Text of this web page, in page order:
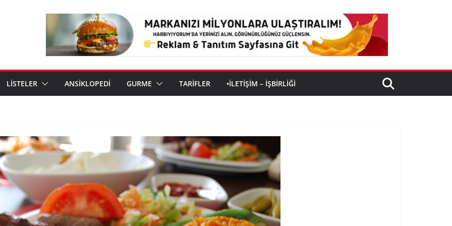
LİSTELER ANSİKLOPEDİ GURME TARİFLER •İLETIŞIM – İŞBIRLIĞI